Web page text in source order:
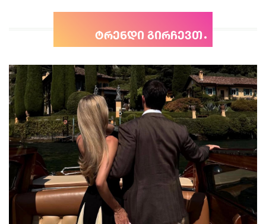
ტრენდი გირჩევთ